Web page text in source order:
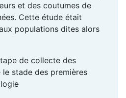
et des coutumes de
Cette étude était
populations dites alors
de collecte des
le stade des premières